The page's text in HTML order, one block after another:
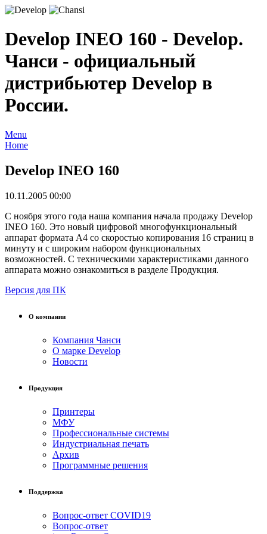
Develop INEO 160 - Develop.
Чанси - официальный
дистрибьютер Develop в
России.
Menu
Home
Develop INEO 160
10.11.2005 00:00
С ноября этого года наша компания начала продажу Develop
INEO 160. Это новый цифровой многофункциональный
аппарат формата А4 со скоростью копирования 16 страниц в
минуту и с широким набором функциональных
возможностей. С техническими характеристиками данного
аппарата можно ознакомиться в разделе Продукция.
Версия для ПК
О компании
Компания Чанси
О марке Develop
Новости
Продукция
Принтеры
МФУ
Профессиональные системы
Индустриальная печать
Архив
Программные решения
Поддержка
Вопрос-ответ COVID19
Вопрос-ответ